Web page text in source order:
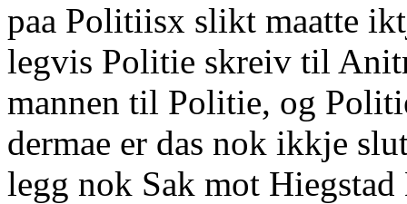
paa Politiisx slikt maatte
legvis Politie skreiv til
mannen til Politie, og
dermae er das nok ikkje
legg nok Sak mot